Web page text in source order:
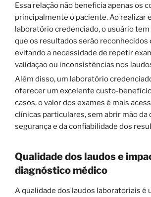
Essa relação não beneficia apenas os
principalmente o paciente. Ao realizar
laboratório credenciado, o usuário tem
que os resultados serão reconhecidos
evitando a necessidade de repetir
validação ou inconsistências nos
Além disso, um laboratório
oferecer um excelente custo-
casos, o valor dos exames é mais
clínicas particulares, sem abrir mão da
segurança e da confiabilidade dos
Qualidade dos laudos e
diagnóstico médico
A qualidade dos laudos laboratoriais é